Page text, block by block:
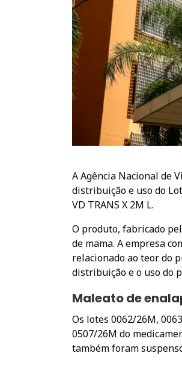
A Agência Nacional de
distribuição e uso do
VD TRANS X 2M L.
O produto, fabricado
de mama. A empresa
relacionado ao teor do
distribuição e o uso do
Maleato de
Os lotes 0062/26M,
0507/26M do
também foram